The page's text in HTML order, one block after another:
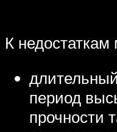
К
период
прочности